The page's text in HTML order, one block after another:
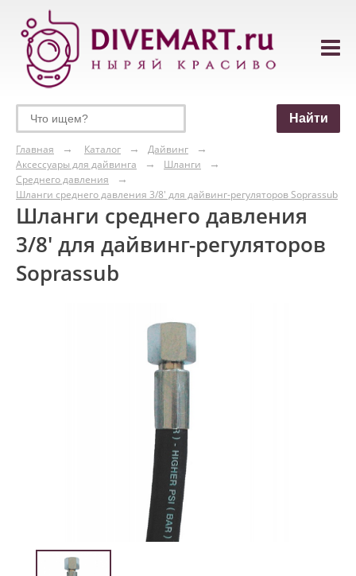
Главная Каталог
Дайвинг
Аксессуары для дайвинга
Шланги
Среднего давления
Шланги среднего давления 3/8' для дайвинг-регуляторов Soprassub
Шланги среднего давления
3/8' для дайвинг-регуляторов
Soprassub